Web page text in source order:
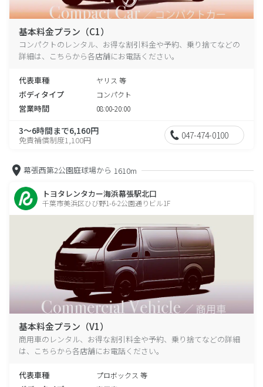
基本料金プラン（C1）
コンパクトのレンタル、お得な割引料金や予約、乗り捨てなどの
詳細は、こちらから各店舗にお電話ください。
代表車種 ヤリス 等
ボディタイプ コンパクト
営業時間 08:00-20:00
3～6時間まで6,160円
免責補償制度1,100円 047-474-0100
幕張西第2公園庭球場から 1610m
トヨタレンタカー海浜幕張駅北口
千葉市美浜区ひび野1-6-2公園通りビル1F
基本料金プラン（V1）
商用車のレンタル、お得な割引料金や予約、乗り捨てなどの詳細
は、こちらから各店舗にお電話ください。
代表車種 プロボックス 等